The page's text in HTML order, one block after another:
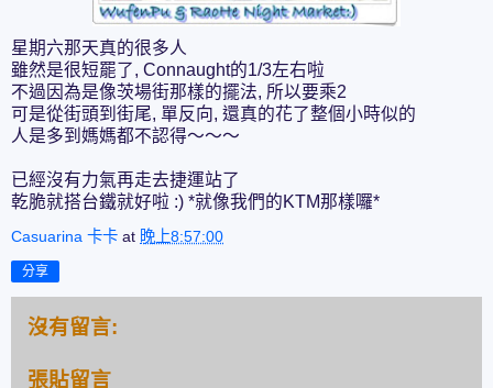
星期六那天真的很多人
雖然是很短罷了, Connaught的1/3左右啦
不過因為是像茨場街那樣的擺法, 所以要乘2
可是從街頭到街尾, 單反向, 還真的花了整個小時似的
人是多到媽媽都不認得～～～
已經沒有力氣再走去捷運站了
乾脆就搭台鐵就好啦 :) *就像我們的KTM那樣囉*
Casuarina 卡卡 at 晚上8:57:00
分享
沒有留言:
張貼留言